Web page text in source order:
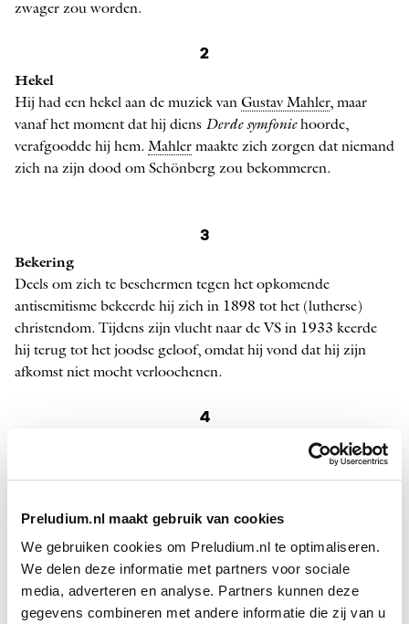
Preludium.nl maakt gebruik van cookies
We gebruiken cookies om Preludium.nl te optimaliseren.
We delen deze informatie met partners voor sociale
media, adverteren en analyse. Partners kunnen deze
gegevens combineren met andere informatie die zij van u
zwager zou worden.
2
Hekel
Hij had een hekel aan de muziek van Gustav Mahler, maar
vanaf het moment dat hij diens Derde symfoniehoorde,
verafgoodde hij hem. Mahler maakte zich zorgen dat niemand
zich na zijn dood om Schönberg zou bekommeren.
3
Bekering
Deels om zich te beschermen tegen het opkomende
antisemitisme bekeerde hij zich in 1898 tot het (lutherse)
christendom. Tijdens zijn vlucht naar de VS in 1933 keerde
hij terug tot het joodse geloof, omdat hij vond dat hij zijn
afkomst niet mocht verloochenen.
4
In 1908 verliet zijn eerste vrouw Mathilde (Zemlinsky’s zus)
periode keerde Schönberg zich definitief af van de traditionele
5